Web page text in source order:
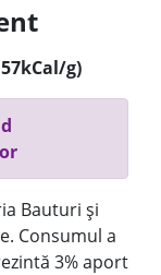
g)
Bauturi și
Consumul a
3% aport